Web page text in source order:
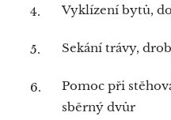
Vyklízení bytů,
Sekání trávy,
Pomoc při
sběrný dvůr